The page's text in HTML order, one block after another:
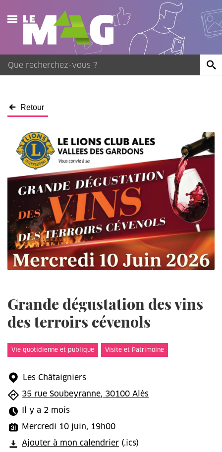
Actualités
Agenda
Contact
Retour
Grande dégustation des vins
des terroirs cévenols
Vie quotidienne et publique Visite et Patrimoine
Les Châtaigniers
35 rue Soubeyranne, 30100 Alès
Il y a 2 mois
Mercredi 10 juin, 19h00
Ajouter à mon calendrier (.ics)